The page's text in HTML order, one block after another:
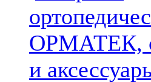
ОРМАТЕК,
и